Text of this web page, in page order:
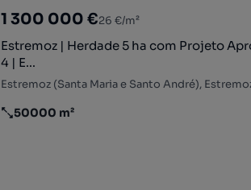
1 300 000 €26 €/m²
Estremoz | Herdade 5 ha com Projeto
4 | E...
Estremoz (Santa Maria e Santo André),
Preço por metro quadrado
50000 m²